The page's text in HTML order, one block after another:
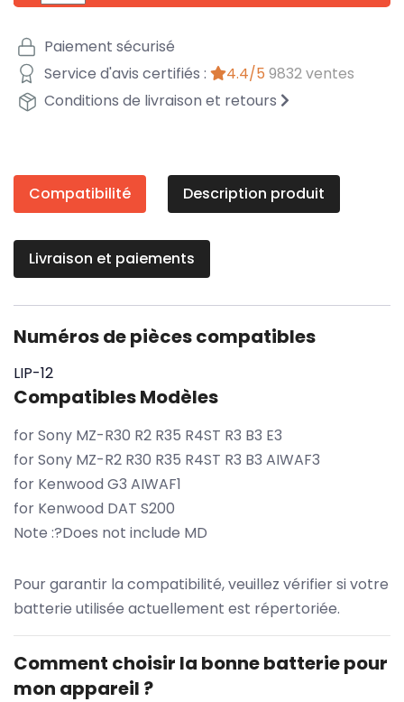
Paiement sécurisé
Service d'avis certifiés :
4.4/5 9832 ventes
Conditions de livraison et retours
Compatibilité Description produit
Livraison et paiements
Numéros de pièces compatibles
LIP-12
Compatibles Modèles
for Sony MZ-R30 R2 R35 R4ST R3 B3 E3
for Sony MZ-R2 R30 R35 R4ST R3 B3 AIWAF3
for Kenwood G3 AIWAF1
for Kenwood DAT S200
Note :?Does not include MD
Pour garantir la compatibilité, veuillez vérifier si votre
batterie utilisée actuellement est répertoriée.
Comment choisir la bonne batterie pour
mon appareil ?